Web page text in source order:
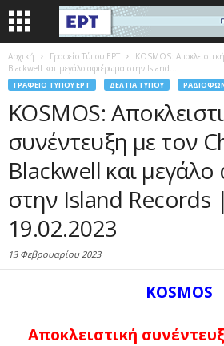
Αρχική Γραφείο Τύπου ΕΡΤ
KOSMOS:
Blackwell και μεγάλο αφιέρωμα στην Island...
ΓΡΑΦΕΊΟ ΤΎΠΟΥ ΕΡΤ ΔΕΛΤΊΑ ΤΎΠΟΥ
KOSMOS:
συνέντευξη με τον
Blackwell και
στην Island Records
19.02.2023
13 Φεβρουαρίου 2023
KOSMOS
Αποκλειστική